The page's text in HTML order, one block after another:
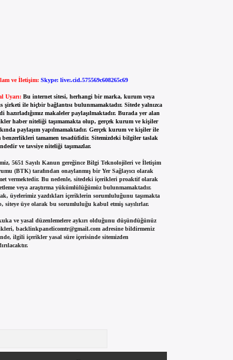
ve İletişim: Skype: live:.cid.575569c608265c69
Uyarı: Bu internet sitesi, herhangi bir marka, kurum veya
şirketi ile hiçbir bağlantısı bulunmamaktadır. Sitede yalnızca
hazırladığımız makaleler paylaşılmaktadır. Burada yer alan
haber niteliği taşımamakta olup, gerçek kurum ve kişiler
paylaşım yapılmamaktadır. Gerçek kurum ve kişiler ile
benzerlikleri tamamen tesadüfidir. Sitemizdeki bilgiler taslak
ve tavsiye niteliği taşımazlar.
5651 Sayılı Kanun gereğince Bilgi Teknolojileri ve İletişim
(BTK) tarafından onaylanmış bir Yer Sağlayıcı olarak
vermektedir. Bu nedenle, sitedeki içerikleri proaktif olarak
veya araştırma yükümlülüğümüz bulunmamaktadır.
üyelerimiz yazdıkları içeriklerin sorumluluğunu taşımakta
siteye üye olarak bu sorumluluğu kabul etmiş sayılırlar.
ve yasal düzenlemelere aykırı olduğunu düşündüğünüz
backlinkpanelicomtr@gmail.comadresine bildirmeniz
ilgili içerikler yasal süre içerisinde sitemizden